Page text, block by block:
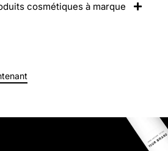
cosmétiques à marque